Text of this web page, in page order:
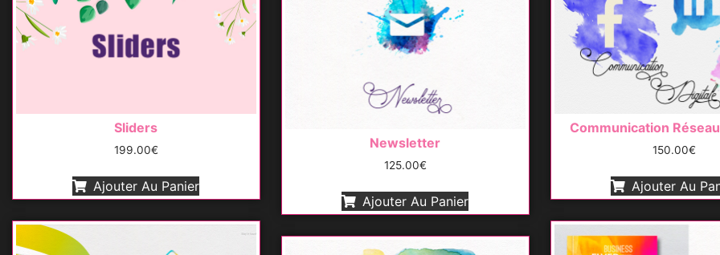
Sliders
199.00€
Ajouter Au Panier
Communication
150.00€
Ajouter Au
Newsletter
125.00€
Ajouter Au Panier